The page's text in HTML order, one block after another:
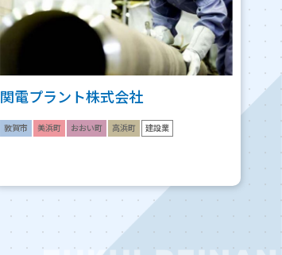
関電プラント株式会社
敦賀市 美浜町 おおい町 高浜町 建設業